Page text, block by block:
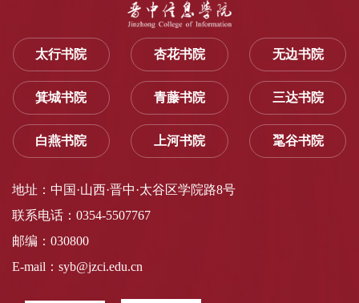
太行书院 杏花书院 无边书院
箕城书院 青藤书院 三达书院
白燕书院 上河书院 毣谷书院
地址：中国·山西·晋中·太谷区学院路8号
联系电话：0354-5507767
邮编：030800
E-mail：syb@jzci.edu.cn